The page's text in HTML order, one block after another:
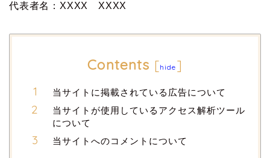
代表者名：XXXX XXXX
Contents [hide ]
当サイトに掲載されている広告について
当サイトが使用しているアクセス解析ツール
について
当サイトへのコメントについて